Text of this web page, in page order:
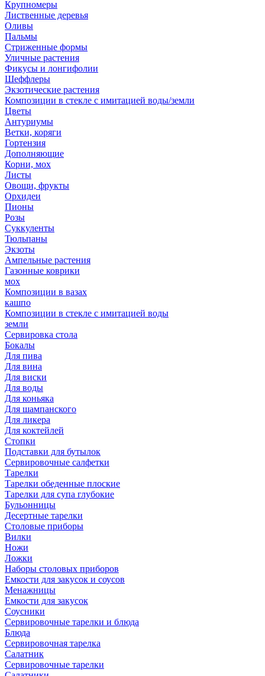
Крупномеры
Лиственные деревья
Оливы
Пальмы
Стриженные формы
Уличные растения
Фикусы и лонгифолии
Шеффлеры
Экзотические растения
Композиции в стекле с имитацией воды/земли
Цветы
Антуриумы
Ветки, коряги
Гортензия
Дополняющие
Корни, мох
Листы
Овощи, фрукты
Орхидеи
Пионы
Розы
Суккуленты
Тюльпаны
Экзоты
Ампельные растения
Газонные коврики
мох
Композиции в вазах
кашпо
Композиции в стекле с имитацией воды
земли
Сервировка стола
Бокалы
Для пива
Для вина
Для виски
Для воды
Для коньяка
Для шампанского
Для ликера
Для коктейлей
Стопки
Подставки для бутылок
Сервировочные салфетки
Тарелки
Тарелки обеденные плоские
Тарелки для супа глубокие
Бульонницы
Десертные тарелки
Столовые приборы
Вилки
Ножи
Ложки
Наборы столовых приборов
Емкости для закусок и соусов
Менажницы
Емкости для закусок
Соусники
Сервировочные тарелки и блюда
Блюда
Сервировочная тарелка
Салатник
Сервировочные тарелки